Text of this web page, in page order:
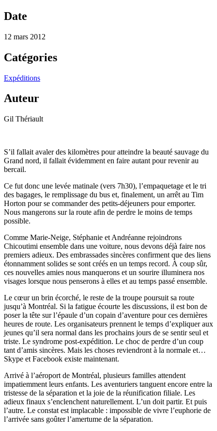
Date
12 mars 2012
Catégories
Expéditions
Auteur
Gil Thériault
S’il fallait avaler des kilomètres pour atteindre la beauté sauvage du
Grand nord, il fallait évidemment en faire autant pour revenir au
bercail.
Ce fut donc une levée matinale (vers 7h30), l’empaquetage et le tri
des bagages, le remplissage du bus et, finalement, un arrêt au Tim
Horton pour se commander des petits-déjeuners pour emporter.
Nous mangerons sur la route afin de perdre le moins de temps
possible.
Comme Marie-Neige, Stéphanie et Andréanne rejoindrons
Chicoutimi ensemble dans une voiture, nous devons déjà faire nos
premiers adieux. Des embrassades sincères confirment que des liens
étonnamment solides se sont créés en un temps record. À coup sûr,
ces nouvelles amies nous manquerons et un sourire illuminera nos
visages lorsque nous penserons à elles et au temps passé ensemble.
Le cœur un brin écorché, le reste de la troupe poursuit sa route
jusqu’à Montréal. Si la fatigue écourte les discussions, il est bon de
poser la tête sur l’épaule d’un copain d’aventure pour ces dernières
heures de route. Les organisateurs prennent le temps d’expliquer aux
jeunes qu’il sera normal dans les prochains jours de se sentir seul et
triste. Le syndrome post-expédition. Le choc de perdre d’un coup
tant d’amis sincères. Mais les choses reviendront à la normale et…
Skype et Facebook existe maintenant.
Arrivé à l’aéroport de Montréal, plusieurs familles attendent
impatiemment leurs enfants. Les aventuriers tanguent encore entre la
tristesse de la séparation et la joie de la réunification filiale. Les
adieux finaux s’enclenchent naturellement. L’un doit partir. Et puis
l’autre. Le constat est implacable : impossible de vivre l’euphorie de
l’arrivée sans goûter l’amertume de la séparation.